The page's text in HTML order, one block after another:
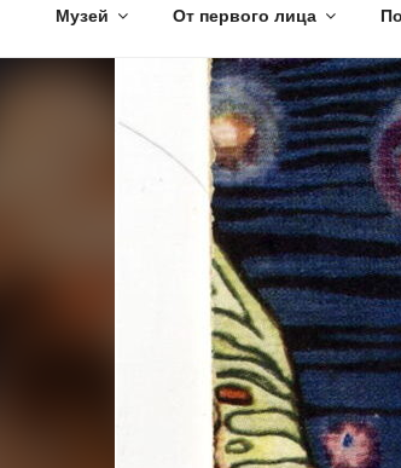
Музей От первого лица